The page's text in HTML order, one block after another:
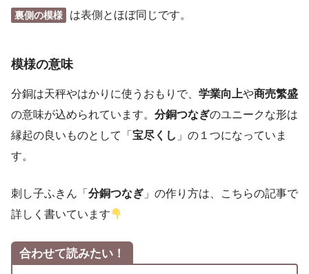
裏側の模様 は表側とほぼ同じです。
模様の意味
分銅は天秤やはかりに使うおもりで、 学業向上や商売繁盛
の意味が込められています。 分銅つなぎのユニークな形は
縁起の良いものとして「 宝尽くし 」の１つになっていま
す。
刺し子ふきん「 分銅つなぎ 」の作り方は、こちらの記事で
詳しく書いています
合わせて読みたい！